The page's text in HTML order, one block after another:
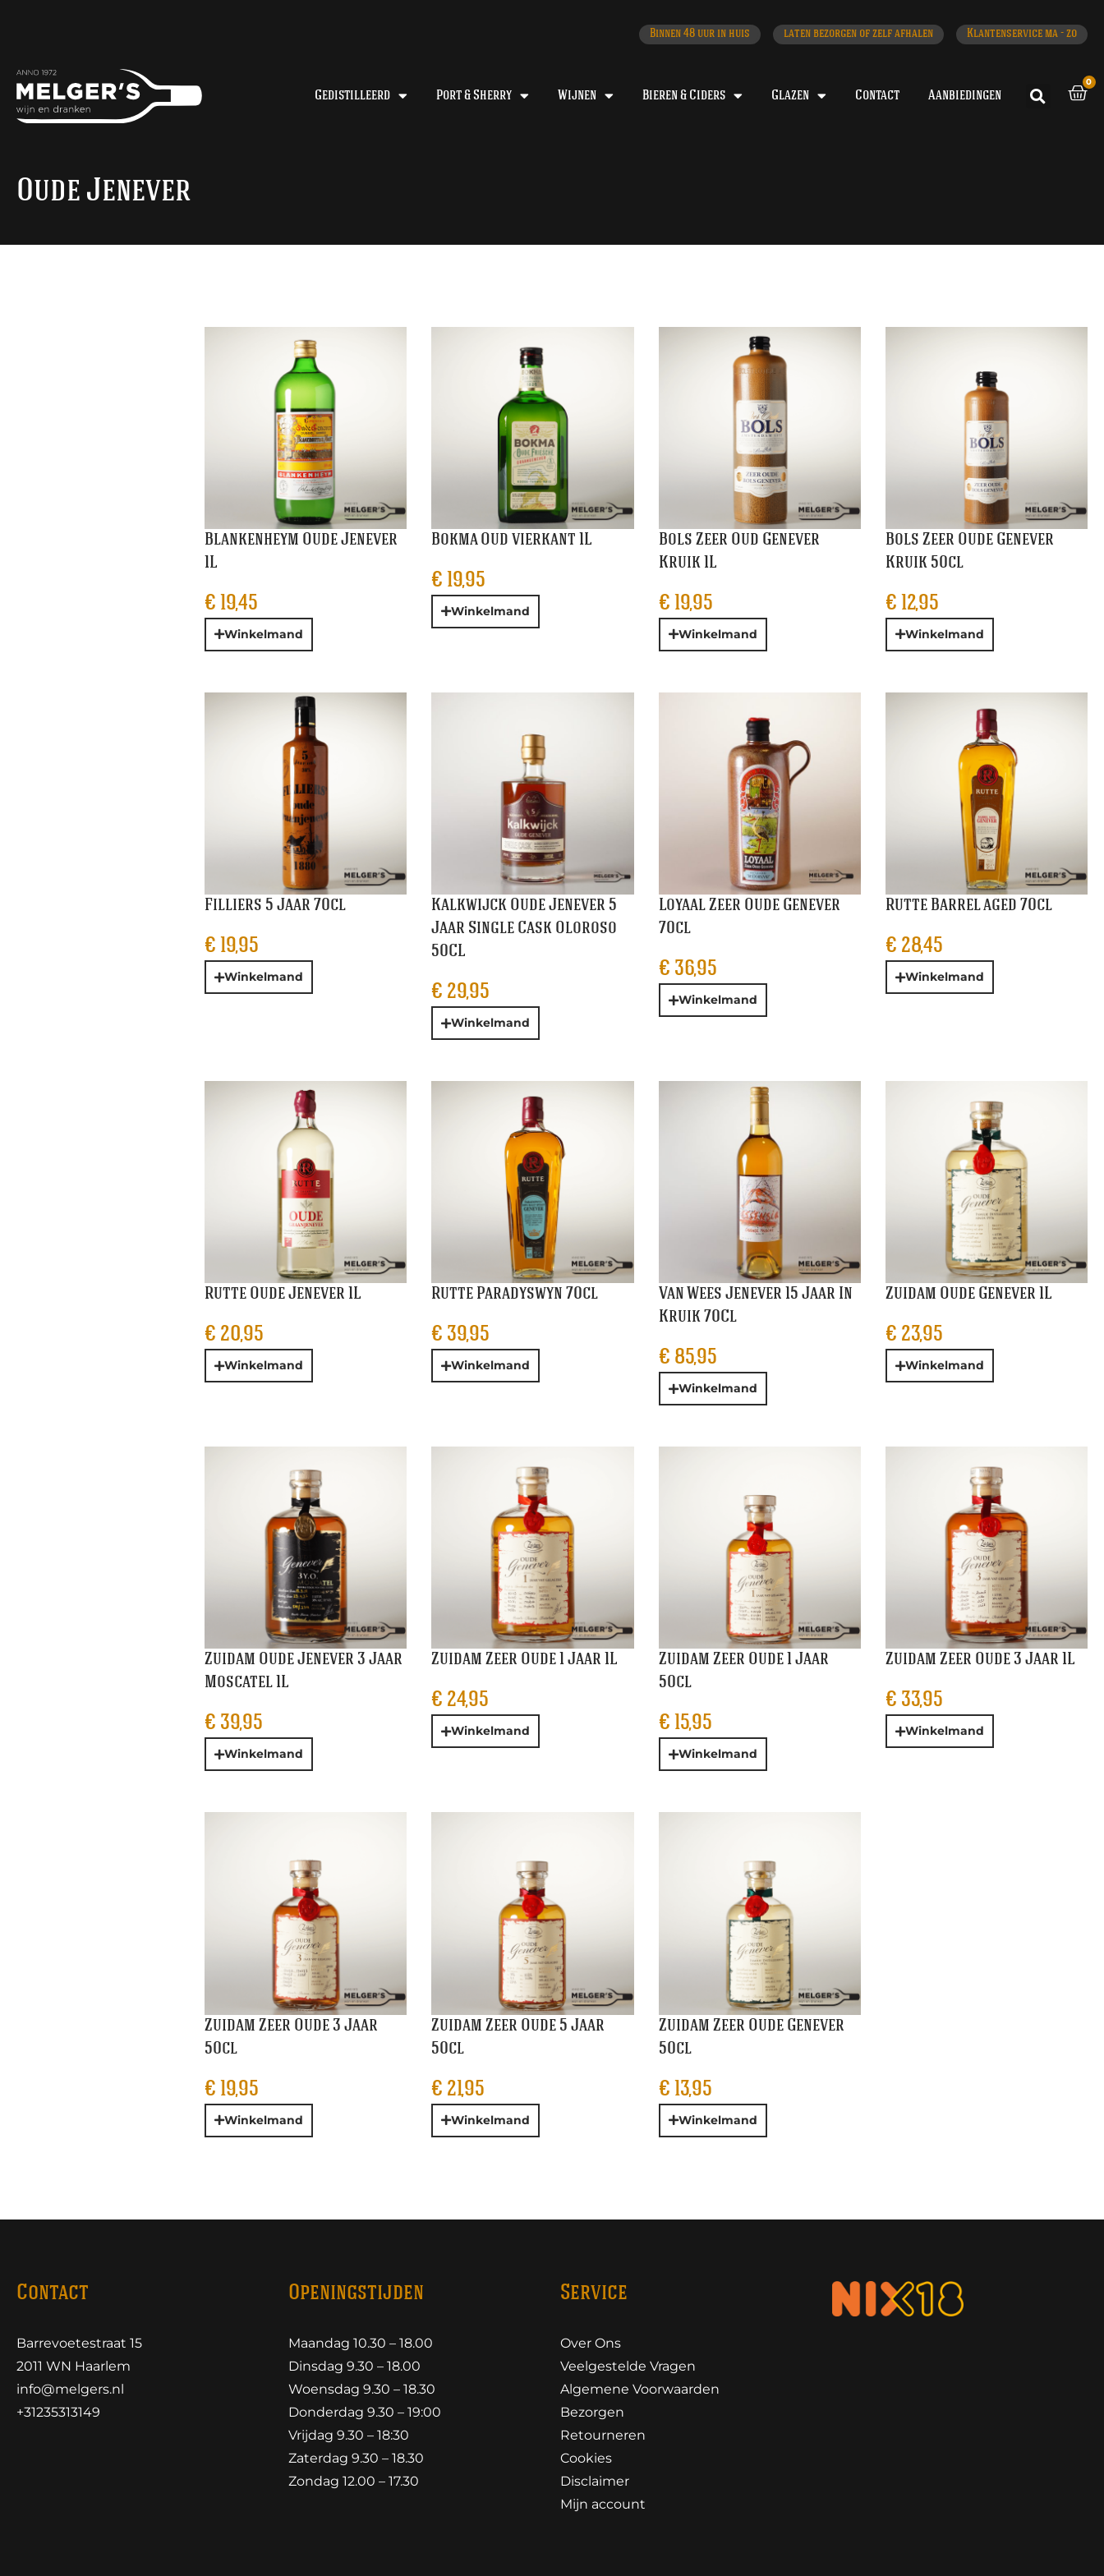
Binnen 48 uur in huis laten bezorgen of zelf afhalen Klantenservice ma - zo
Gedistilleerd Port & Sherry Wijnen Bieren & Ciders Glazen Contact Aanbiedingen
0
Oude Jenever
Blankenheym Oude Jenever
1L
€ 19,45
Winkelmand
Bokma Oud vierkant 1L
€ 19,95
Winkelmand
Bols Zeer Oud Genever
Kruik 1L
€ 19,95
Winkelmand
Bols Zeer Oude Genever
Kruik 50cl
€ 12,95
Winkelmand
Filliers 5 Jaar 70cl
€ 19,95
Winkelmand
Kalkwijck Oude Jenever 5
Jaar Single Cask Oloroso
50CL
€ 29,95
Winkelmand
Loyaal Zeer Oude Genever
70cl
€ 36,95
Winkelmand
Rutte Barrel aged 70cl
€ 28,45
Winkelmand
Rutte Oude Jenever 1L
€ 20,95
Winkelmand
Rutte Paradyswyn 70cl
€ 39,95
Winkelmand
Van Wees Jenever 15 Jaar In
Kruik 70Cl
€ 85,95
Winkelmand
Zuidam Oude Genever 1L
€ 23,95
Winkelmand
Zuidam Oude Jenever 3 Jaar
Moscatel 1L
€ 39,95
Winkelmand
Zuidam Zeer Oude 1 Jaar 1L
€ 24,95
Winkelmand
Zuidam Zeer Oude 1 Jaar
50cl
€ 15,95
Winkelmand
Zuidam Zeer Oude 3 Jaar 1L
€ 33,95
Winkelmand
Zuidam Zeer Oude 3 Jaar
50cl
€ 19,95
Winkelmand
Zuidam Zeer Oude 5 Jaar
50cl
€ 21,95
Winkelmand
Zuidam Zeer Oude Genever
50cl
€ 13,95
Winkelmand
Contact
Barrevoetestraat 15
2011 WN Haarlem
info@melgers.nl
+31235313149
Openingstijden
Maandag 10.30 – 18.00
Dinsdag 9.30 – 18.00
Woensdag 9.30 – 18.30
Donderdag 9.30 – 19:00
Vrijdag 9.30 – 18:30
Zaterdag 9.30 – 18.30
Zondag 12.00 – 17.30
Service
Over Ons
Veelgestelde Vragen
Algemene Voorwaarden
Bezorgen
Retourneren
Cookies
Disclaimer
Mijn account